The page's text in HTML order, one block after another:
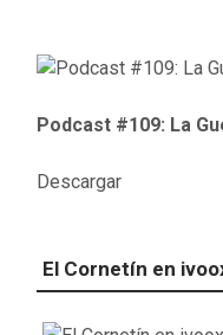
Podcast #109: La
Descargar
El Cornetín en